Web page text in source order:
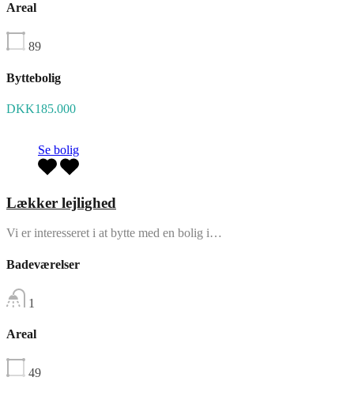
Areal
89
Byttebolig
DKK185.000
Se bolig
Lækker lejlighed
Vi er interesseret i at bytte med en bolig i…
Badeværelser
1
Areal
49